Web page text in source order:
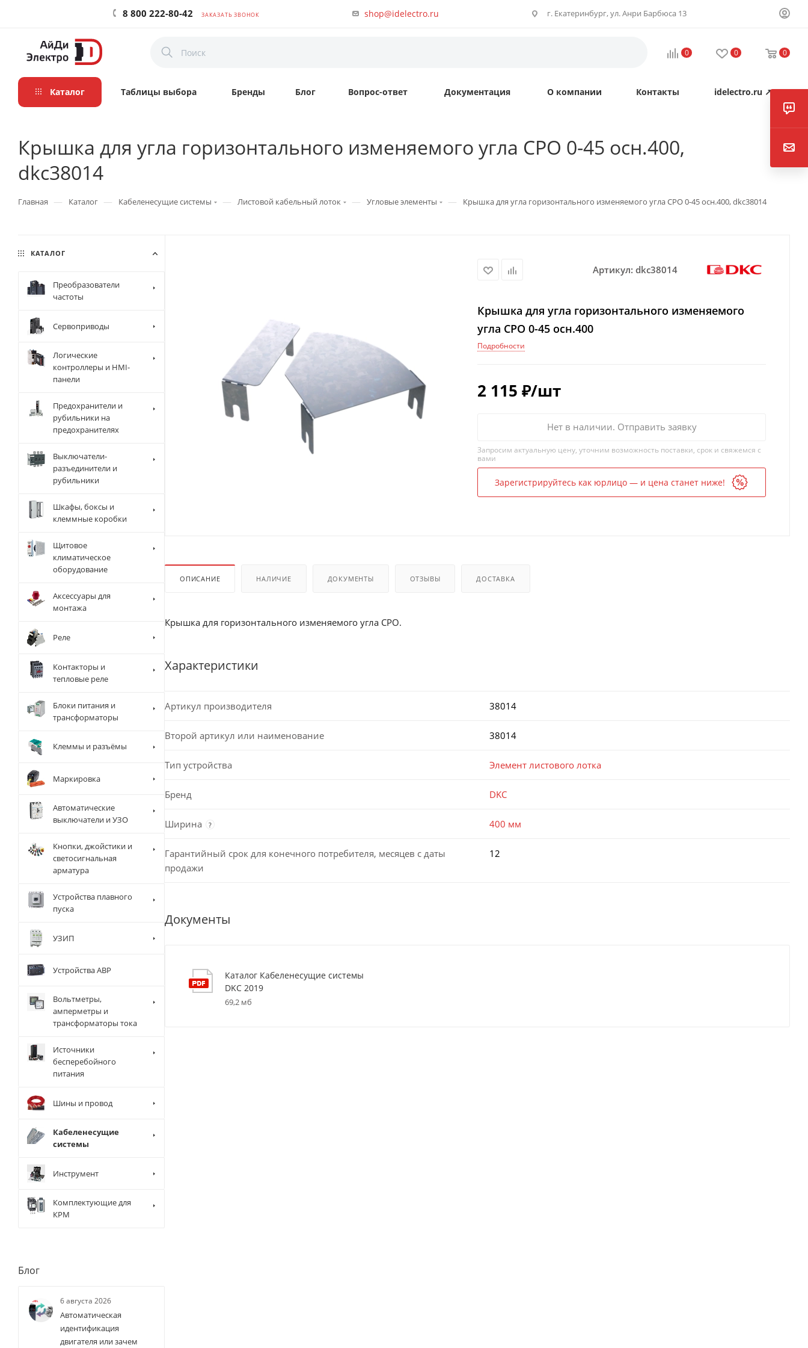
8 800 222-80-42 ЗАКАЗАТЬ ЗВОНОК shop@idelectro.ru г. Екатеринбург, ул. Анри Барбюса 13
0 0 0
Каталог Таблицы выбора Бренды Блог Вопрос-ответ Документация О компании Контакты idelectro.ru ↗
Крышка для угла горизонтального изменяемого угла CPO 0-45 осн.400,
dkc38014
Главная — Каталог — Кабеленесущие системы — Листовой кабельный лоток — Угловые элементы — Крышка для угла горизонтального изменяемого угла CPO 0-45 осн.400, dkc38014
Артикул: dkc38014
Крышка для угла горизонтального изменяемого
угла CPO 0-45 осн.400
Подробности
2 115 ₽/шт
Нет в наличии. Отправить заявку
Запросим актуальную цену, уточним возможность поставки, срок и свяжемся с
вами
Зарегистрируйтесь как юрлицо — и цена станет ниже!
ОПИСАНИЕ НАЛИЧИЕ ДОКУМЕНТЫ ОТЗЫВЫ ДОСТАВКА
Крышка для горизонтального изменяемого угла CPO.
Характеристики
Артикул производителя 38014
Второй артикул или наименование 38014
Тип устройства Элемент листового лотка
Бренд DKC
Ширина ? 400 мм
Гарантийный срок для конечного потребителя, месяцев с даты
продажи
12
Документы
Каталог Кабеленесущие системы
DKC 2019
69,2 мб
КАТАЛОГ
Преобразователи
частоты
Сервоприводы
Логические
контроллеры и HMI-
панели
Предохранители и
рубильники на
предохранителях
Выключатели-
разъединители и
рубильники
Шкафы, боксы и
клеммные коробки
Щитовое
климатическое
оборудование
Аксессуары для
монтажа
Реле
Контакторы и
тепловые реле
Блоки питания и
трансформаторы
Клеммы и разъёмы
Маркировка
Автоматические
выключатели и УЗО
Кнопки, джойстики и
светосигнальная
арматура
Устройства плавного
пуска
УЗИП
Устройства АВР
Вольтметры,
амперметры и
трансформаторы тока
Источники
бесперебойного
питания
Шины и провод
Кабеленесущие
системы
Инструмент
Комплектующие для
КРМ
Блог
6 августа 2026
Автоматическая
идентификация
двигателя или зачем